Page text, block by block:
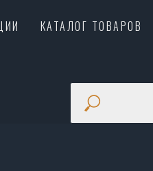
КАТАЛОГ ТОВАРОВ